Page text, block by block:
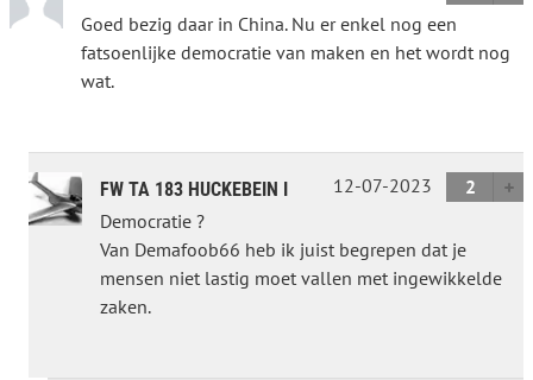
Goed bezig daar in China. Nu er enkel nog een
fatsoenlijke democratie van maken en het wordt nog
wat.
FW TA 183 HUCKEBEIN I 12-07-2023
2
Democratie ?
Van Demafoob66 heb ik juist begrepen dat je
mensen niet lastig moet vallen met ingewikkelde
zaken.